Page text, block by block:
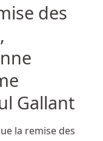
des
Gallant
la remise des